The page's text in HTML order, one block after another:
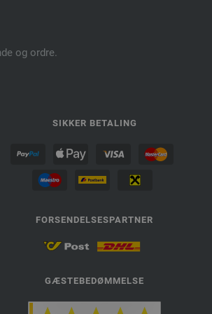
og ordre.
SIKKER BETALING
FORSENDELSESPARTNER
GÆSTEBEDØMMELSE